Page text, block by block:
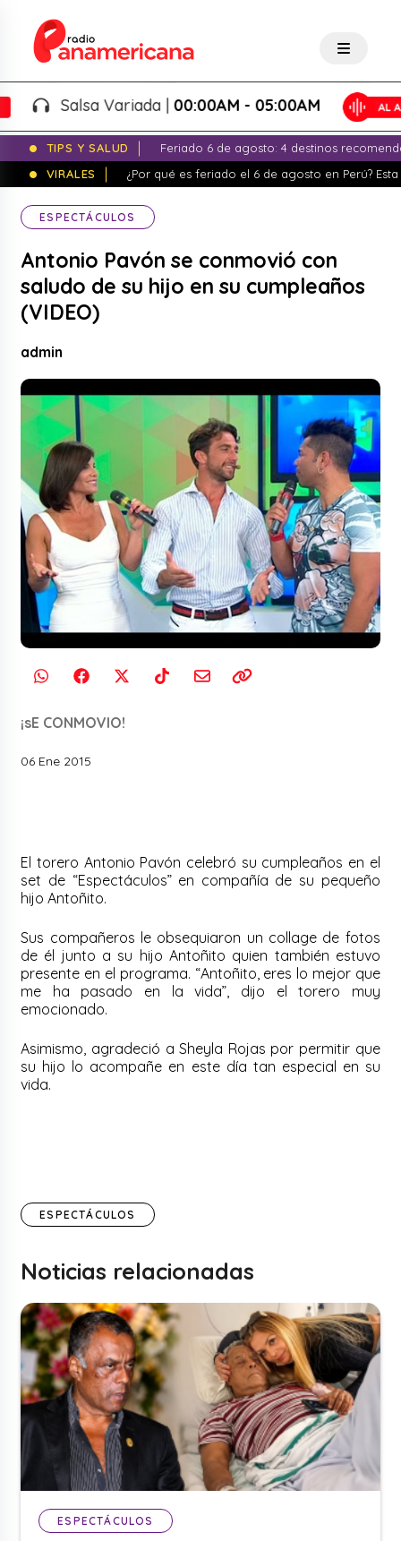
Salsa Variada |00:00AM - 05:00AM
TIPS Y SALUD
Feriado 6 de agosto: 4 destinos
VIRALES
¿Por qué es feriado el 6 de agosto en Perú?
ESPECTÁCULOS
Antonio Pavón se conmovió con
saludo de su hijo en su cumpleaños
(VIDEO)
admin
¡sE CONMOVIO!
06 Ene 2015
El torero Antonio Pavón celebró su cumpleaños en el
set de “Espectáculos” en compañía de su pequeño
hijo Antoñito.
Sus compañeros le obsequiaron un collage de fotos
de él junto a su hijo Antoñito quien también estuvo
presente en el programa. “Antoñito, eres lo mejor que
me ha pasado en la vida”, dijo el torero muy
emocionado.
Asimismo, agradeció a Sheyla Rojas por permitir que
su hijo lo acompañe en este día tan especial en su
vida.
ESPECTÁCULOS
Noticias relacionadas
ESPECTÁCULOS